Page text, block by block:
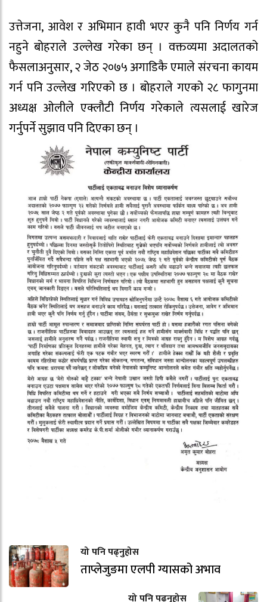
उत्तेजना, आवेश र अभिमान हावी भएर कुनै पनि निर्णय गर्न
नहुने बोहराले उल्लेख गरेका छन् । वक्तव्यमा अदालतको
फैसलाअनुसार, २ जेठ २०७५ अगाडिकै एमाले संरचना कायम
गर्न पनि उल्लेख गरिएको छ । बोहराले गएको २८ फागुनमा
अध्यक्ष ओलीले एक्लौटी निर्णय गरेकाले त्यसलाई खारेज
गर्नुपर्ने सुझाव पनि दिएका छन् ।
यो पनि पढ्नुहोस
ताप्लेजुङमा एलपी ग्यासको अभाव
यो पनि पढ्नुहोस